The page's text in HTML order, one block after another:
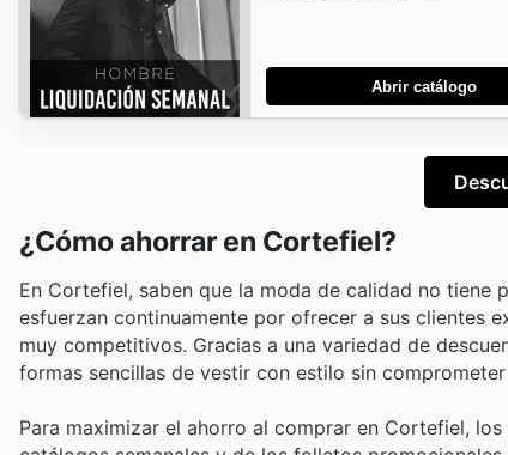
Abrir catálogo
¿Cómo ahorrar en Cortefiel?
En Cortefiel, saben que la moda de calidad no tiene
esfuerzan continuamente por ofrecer a sus clientes
muy competitivos. Gracias a una variedad de
formas sencillas de vestir con estilo sin
Para maximizar el ahorro al comprar en Cortefiel,